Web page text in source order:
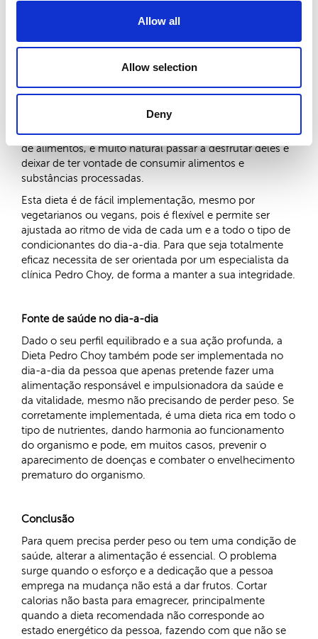
Allow all
Allow selection
Deny
alimentação demasiadaYangpode esgotar o
lento e passando a funcionar pior, podendo surgir
diabetes e obesidade mais tarde, o que deixa a pessoa
Pedro Choy utiliza apenas alimentos usuais e acessíveis,
de preferência frescos. Para quem não gosta deste tipo
de alimentos, é muito natural passar a desfrutar deles e
deixar de ter vontade de consumir alimentos e
substâncias processadas.
Esta dieta é de fácil implementação, mesmo por
vegetarianos ou vegans, pois é flexível e permite ser
ajustada ao ritmo de vida de cada um e a todo o tipo de
condicionantes do dia-a-dia. Para que seja totalmente
eficaz necessita de ser orientada por um especialista da
clínica Pedro Choy, de forma a manter a sua integridade.
Fonte de saúde no dia-a-dia
Dado o seu perfil equilibrado e a sua ação profunda, a
Dieta Pedro Choy também pode ser implementada no
dia-a-dia da pessoa que apenas pretende fazer uma
alimentação responsável e impulsionadora da saúde e
da vitalidade, mesmo não precisando de perder peso. Se
corretamente implementada, é uma dieta rica em todo o
tipo de nutrientes, dando harmonia ao funcionamento
do organismo e pode, em muitos casos, prevenir o
aparecimento de doenças e combater o envelhecimento
prematuro do organismo.
Conclusão
Para quem precisa perder peso ou tem uma condição de
saúde, alterar a alimentação é essencial. O problema
surge quando o esforço e a dedicação que a pessoa
emprega na mudança não está a dar frutos. Cortar
calorias não basta para emagrecer, principalmente
quando a dieta recomendada não corresponde ao
estado energético da pessoa, fazendo com que não se